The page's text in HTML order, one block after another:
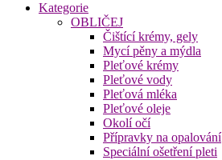
Kategorie
OBLIČEJ
Čištící krémy, gely
Mycí pěny a mýdla
Pleťové krémy
Pleťové vody
Pleťová mléka
Pleťové oleje
Okolí očí
Přípravky na opalování
Speciální ošetření pleti